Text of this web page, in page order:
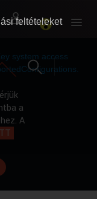
RÓLUNK
RÓLUNK
system access
a
A
feltételeket